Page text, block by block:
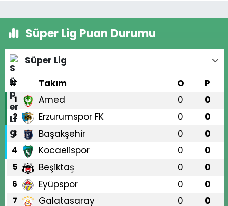
Süper Lig Puan Durumu
Süper Lig
#
Takım O P
1 Amed 0 0
2 Erzurumspor FK 0 0
3 Başakşehir 0 0
4 Kocaelispor 0 0
5 Beşiktaş 0 0
6 Eyüpspor 0 0
7 Galatasaray 0 0